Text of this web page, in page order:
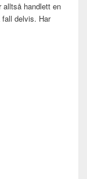
alltså handlett en
delvis. Har
åt en student